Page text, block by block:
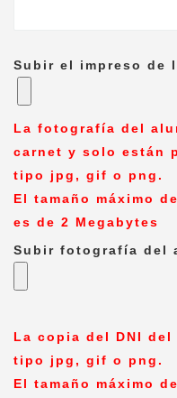
Subir el impreso de
La fotografía del
carnet y solo están
tipo jpg, gif o png.
El tamaño máximo
es de 2 Megabytes
Subir fotografía del
La copia del DNI
tipo jpg, gif o png.
El tamaño máximo